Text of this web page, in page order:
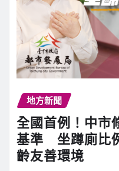
地方新聞
全國首例！中市
基準 坐蹲廁比
齡友善環境